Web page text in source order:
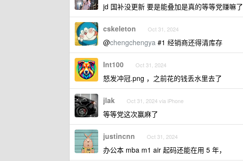
jd 国补没更新 要是能叠加是真的等等党赚嘛了
cskeleton Oct 31, 2024
@chengchengya #1 经销商还得清库存
Int100 Oct 31, 2024
怒发冲冠.png ，之前花的钱丢水里去了
jlak Oct 31, 2024 via iPhone
等等党这次赢麻了
justincnn Oct 31, 2024
办公本 mba m1 air 起码还能在用 5 年，